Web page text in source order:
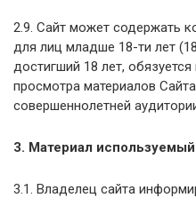
2.9. Сайт может содержать
для лиц младше 18-ти лет
достигший 18 лет,
просмотра материалов
совершеннолетней
3. Материал используемый
3.1. Владелец сайта